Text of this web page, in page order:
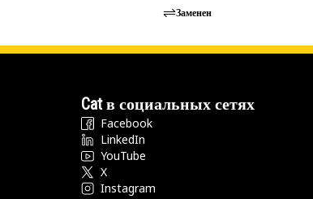
Заменен
Cat в социальных сетях
Facebook
LinkedIn
YouTube
X
Instagram